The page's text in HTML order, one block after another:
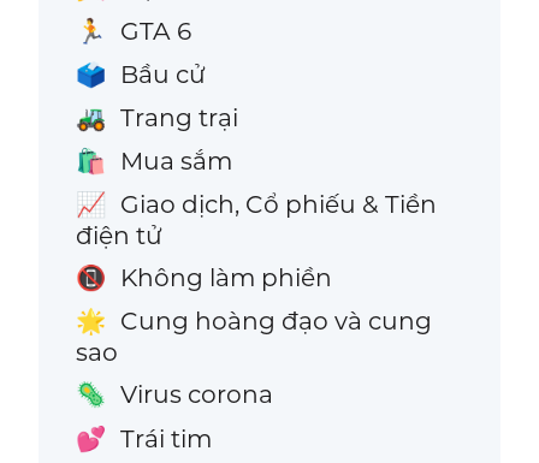
🏃 GTA 6
🗳️ Bầu cử
🚜 Trang trại
🛍️ Mua sắm
📈
Giao dịch, Cổ phiếu & Tiền
điện tử
📵 Không làm phiền
🌟 Cung hoàng đạo và cung
sao
🦠 Virus corona
💕 Trái tim